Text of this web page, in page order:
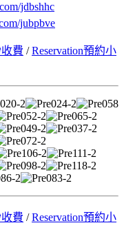
jdbshhc
jubpbve
費 /Reservation預約小
費 /Reservation預約小